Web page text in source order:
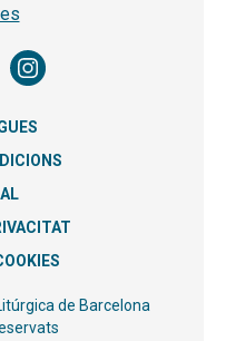
de Barcelona